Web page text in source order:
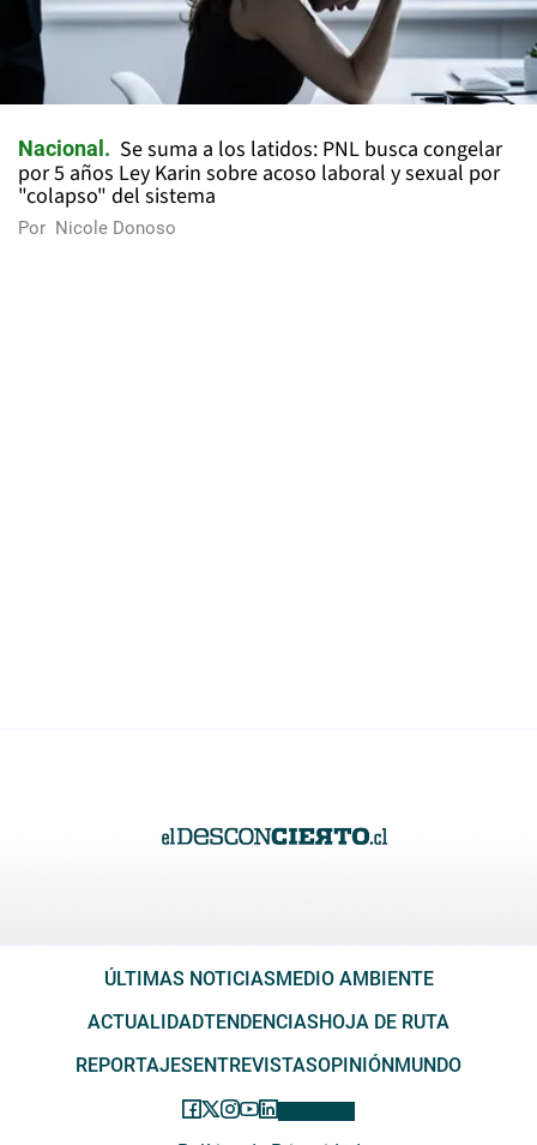
Nacional
Se suma a los latidos: PNL busca congelar
por 5 años Ley Karin sobre acoso laboral y sexual por
"colapso" del sistema
Por Nicole Donoso
ÚLTIMAS NOTICIAS MEDIO AMBIENTE
ACTUALIDADTENDENCIAS HOJA DE RUTA
REPORTAJES ENTREVISTASOPINIÓN MUNDO